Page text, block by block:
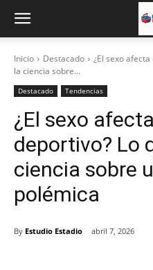
Inicio Destacado
¿El sexo
la ciencia sobre...
Destacado Tendencias
¿El sexo
deportivo? Lo
ciencia sobre
polémica
By Estudio Estadio abril 7, 2026